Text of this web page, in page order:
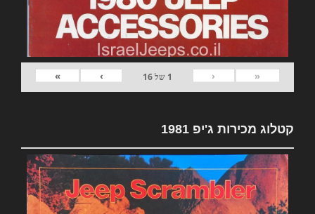
«
‹
1 של16
›
»
קטלוג מכירות ג'יפ 1981